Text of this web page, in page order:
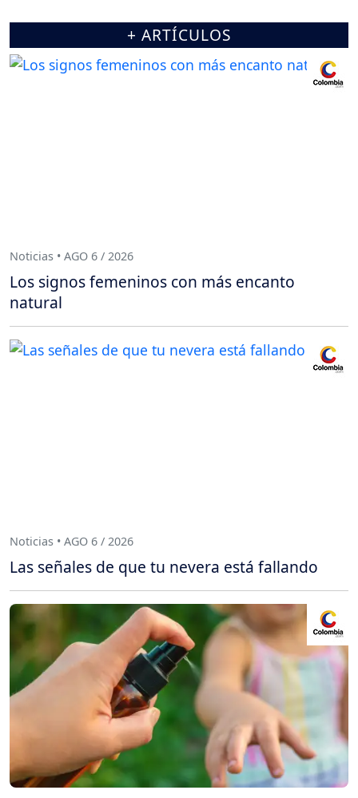
+ ARTÍCULOS
Noticias • AGO 6 / 2026
Los signos femeninos con más encanto
natural
Noticias • AGO 6 / 2026
Las señales de que tu nevera está fallando